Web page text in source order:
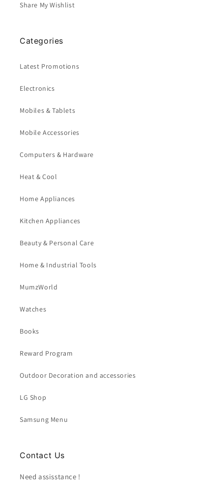
Share My Wishlist
Categories
Latest Promotions
Electronics
Mobiles & Tablets
Mobile Accessories
Computers & Hardware
Heat & Cool
Home Appliances
Kitchen Appliances
Beauty & Personal Care
Home & Industrial Tools
MumzWorld
Watches
Books
Reward Program
Outdoor Decoration and accessories
LG Shop
Samsung Menu
Contact Us
Need assisstance !